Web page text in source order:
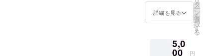
要」と
記載頂
ロから
のメー
い。 ＊
「備考
りしま
す。 チ
ケット
送りい
たしま
詳細を見る
タ
ー
ン
を
選
択
す
る
5,0
00 円